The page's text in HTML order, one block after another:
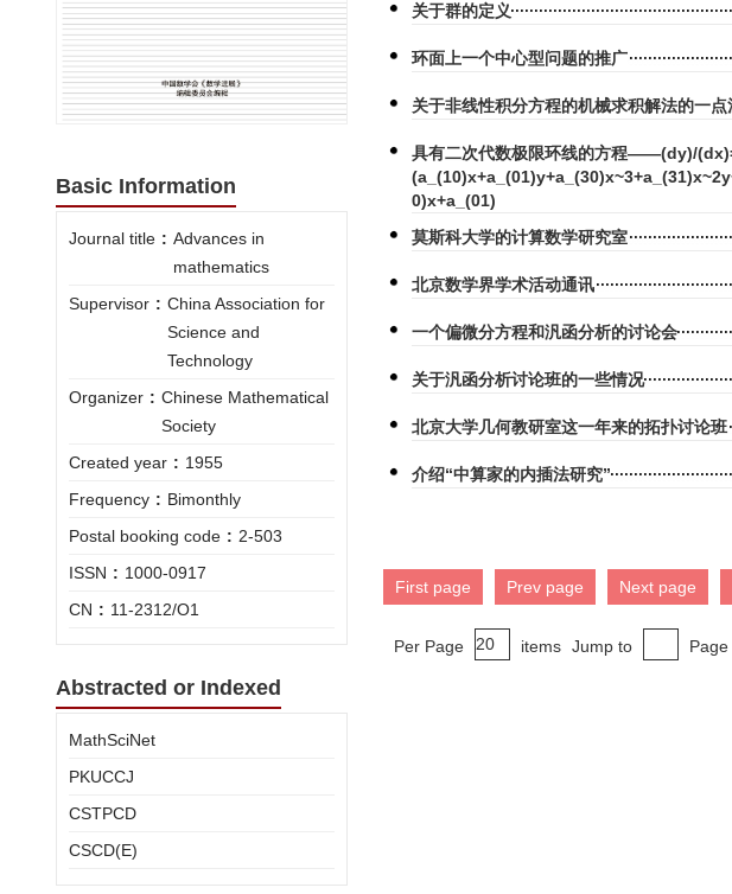
Basic Information
Journal title : Advances in
mathematics
Supervisor : China Association for
Science and
Technology
Organizer : Chinese Mathematical
Society
Created year : 1955
Frequency : Bimonthly
Postal booking code : 2-503
ISSN : 1000-0917
CN : 11-2312/O1
Abstracted or Indexed
MathSciNet
PKUCCJ
CSTPCD
CSCD(E)
关于群的定义
环面上一个中心型问题的推广
关于非线性积分方程的机械求积解法的一点
具有二次代数极限环线的方程——(dy)/
0)x+a_(01)
莫斯科大学的计算数学研究室
北京数学界学术活动通讯
一个偏微分方程和汎函分析的讨论会
关于汎函分析讨论班的一些情况
北京大学几何教研室这一年来的拓扑讨论班
介绍“中算家的内插法研究”
First page Prev page Next page
Per Page items Jump to Page